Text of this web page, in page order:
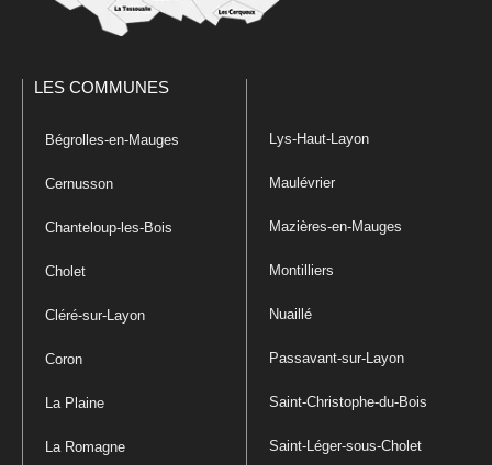
LES COMMUNES
Bégrolles-en-Mauges
Cernusson
Chanteloup-les-Bois
Cholet
Cléré-sur-Layon
Coron
La Plaine
La Romagne
Lys-Haut-Layon
Maulévrier
Mazières-en-Mauges
Montilliers
Nuaillé
Passavant-sur-Layon
Saint-Christophe-du-Bois
Saint-Léger-sous-Cholet